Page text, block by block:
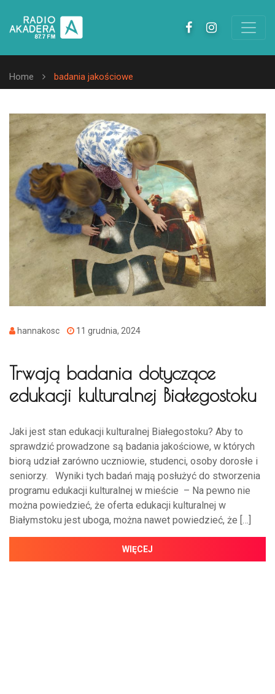
Home badania jakościowe
hannakosc 11 grudnia, 2024
Trwają badania dotyczące
edukacji kulturalnej Białegostoku
Jaki jest stan edukacji kulturalnej Białegostoku? Aby to
sprawdzić prowadzone są badania jakościowe, w których
biorą udział zarówno uczniowie, studenci, osoby dorosłe i
seniorzy. Wyniki tych badań mają posłużyć do stworzenia
programu edukacji kulturalnej w mieście – Na pewno nie
można powiedzieć, że oferta edukacji kulturalnej w
Białymstoku jest uboga, można nawet powiedzieć, że […]
WIĘCEJ